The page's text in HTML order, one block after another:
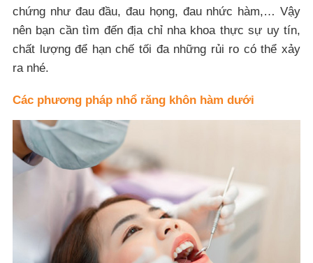
chứng như đau đầu, đau họng, đau nhức hàm,… Vậy
nên bạn cần tìm đến địa chỉ nha khoa thực sự uy tín,
chất lượng để hạn chế tối đa những rủi ro có thể xảy
ra nhé.
Các phương pháp nhổ răng khôn hàm dưới